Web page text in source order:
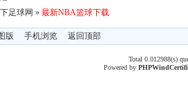
足球网 » 最新NBA篮球下载
版 手机浏览 返回顶部
Total 0.012988(s)
Powered byPHPWind